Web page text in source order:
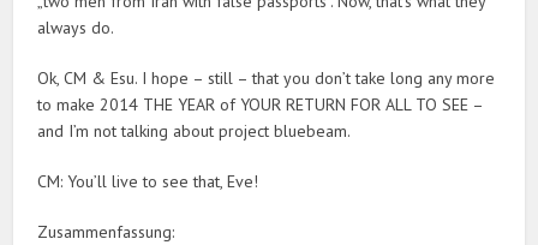
always do.
Ok, CM & Esu. I hope – still – that you don’t take long any more
to make 2014 THE YEAR of YOUR RETURN FOR ALL TO SEE –
and I’m not talking about project bluebeam.
CM: You’ll live to see that, Eve!
Zusammenfassung: